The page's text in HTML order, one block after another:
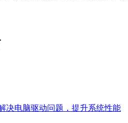
决电脑驱动问题，提升系统性能